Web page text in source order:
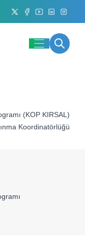
(KOP KIRSAL)
Koordinatörlüğü